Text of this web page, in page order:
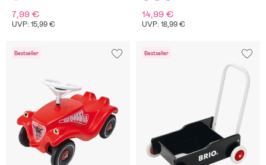
7,99 €
UVP: 15,99 €
14,99 €
UVP: 18,99 €
Bestseller Bestseller